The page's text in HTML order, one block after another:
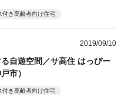
付き高齢者向け住宅
2019/09/10
自遊空間／サ高住 はっぴー
市）
付き高齢者向け住宅